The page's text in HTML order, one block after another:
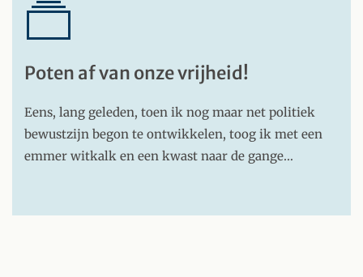
Poten af van onze vrijheid!
Eens, lang geleden, toen ik nog maar net politiek
bewustzijn begon te ontwikkelen, toog ik met een
emmer witkalk en een kwast naar de gange…